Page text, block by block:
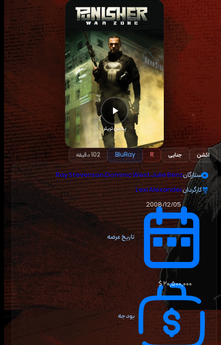
پخش تریلر
اکشن جنایی R
BluRay 102 دقیقه
ستارگان Ray Stevenson،Dominic West،Julie Benz
کارگردانLexi Alexander
تاریخ عرضه
2008/12/05
بودجه
۲۰٬۵۰۰٬۰۰۰ $